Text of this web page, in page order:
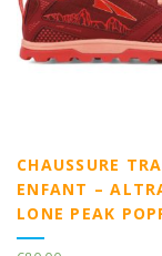
CHAUSSURE
ENFANT –
LONE PEAK